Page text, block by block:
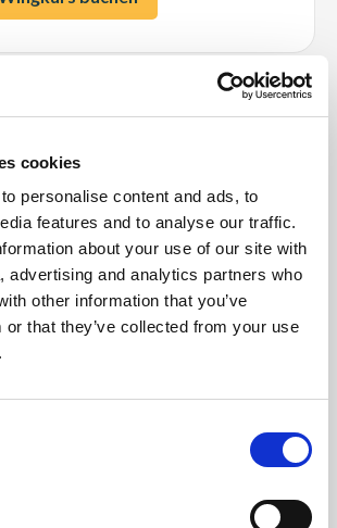
cookies
personalise content and ads, to
features and to analyse our traffic.
about your use of our site with
advertising and analytics partners who
other information that you’ve
or that they’ve collected from your use
lernen. Speziell angepasste